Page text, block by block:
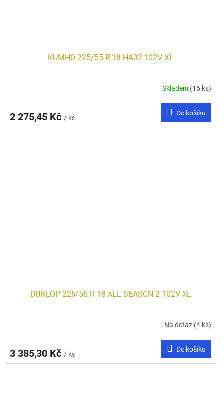
KUMHO 225/55 R 18 HA32 102V XL
Skladem (16 ks)
2 275,45 Kč / ks
Do košíku
DUNLOP 225/55 R 18 ALL SEASON 2 102V XL
Na dotaz (4 ks)
3 385,30 Kč / ks
Do košíku